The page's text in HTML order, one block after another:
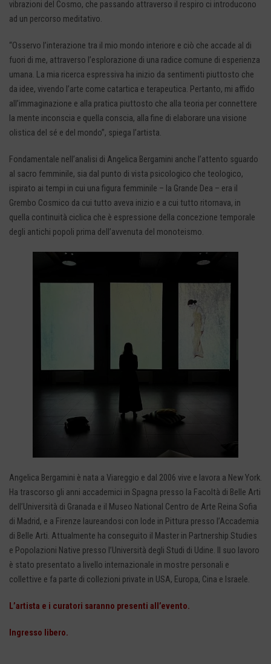
vibrazioni del Cosmo, che passando attraverso il respiro ci introducono
ad un percorso meditativo.
“Osservo l’interazione tra il mio mondo interiore e ciò che accade al di
fuori di me, attraverso l’esplorazione di una radice comune di esperienza
umana. La mia ricerca espressiva ha inizio da sentimenti piuttosto che
da idee, vivendo l’arte come catartica e terapeutica. Pertanto, mi affido
all’immaginazione e alla pratica piuttosto che alla teoria per connettere
la mente inconscia e quella conscia, alla fine di elaborare una visione
olistica del sé e del mondo”, spiega l’artista.
Fondamentale nell’analisi di Angelica Bergamini anche l’attento sguardo
al sacro femminile, sia dal punto di vista psicologico che teologico,
ispirato ai tempi in cui una figura femminile – la Grande Dea – era il
Grembo Cosmico da cui tutto aveva inizio e a cui tutto ritornava, in
quella continuità ciclica che è espressione della concezione temporale
degli antichi popoli prima dell’avvenuta del monoteismo.
Angelica Bergamini è nata a Viareggio e dal 2006 vive e lavora a New York.
Ha trascorso gli anni accademici in Spagna presso la Facoltà di Belle Arti
dell’Università di Granada e il Museo National Centro de Arte Reina Sofia
di Madrid, e a Firenze laureandosi con lode in Pittura presso l’Accademia
di Belle Arti. Attualmente ha conseguito il Master in Partnership Studies
e Popolazioni Native presso l’Università degli Studi di Udine. Il suo lavoro
è stato presentato a livello internazionale in mostre personali e
collettive e fa parte di collezioni private in USA, Europa, Cina e Israele.
L’artista e i curatori saranno presenti all’evento.
Ingresso libero.